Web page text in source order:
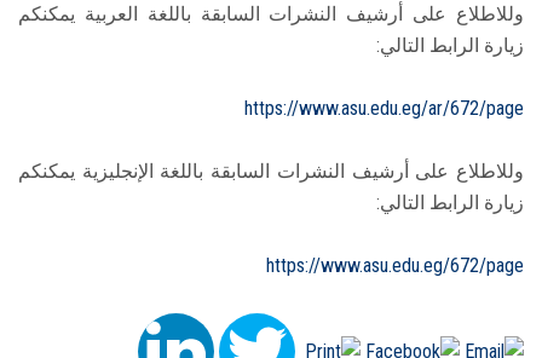
وللاطلاع على أرشيف النشرات السابقة باللغة العربية يمكنكم
زيارة الرابط التالي:
https://www.asu.edu.eg/ar/672/page
وللاطلاع على أرشيف النشرات السابقة باللغة الإنجليزية يمكنكم
زيارة الرابط التالي:
https://www.asu.edu.eg/672/page